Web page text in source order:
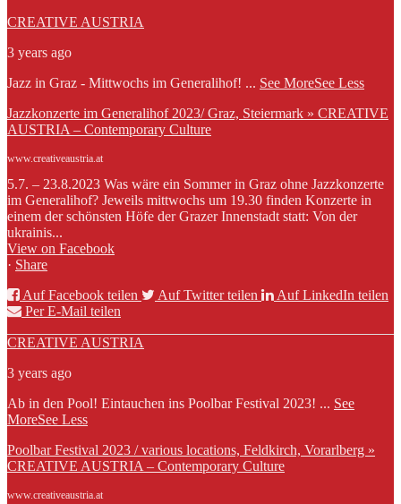
CREATIVE AUSTRIA
3 years ago
Jazz in Graz - Mittwochs im Generalihof! ... See MoreSee Less
Jazzkonzerte im Generalihof 2023/ Graz, Steiermark » CREATIVE
AUSTRIA – Contemporary Culture
www.creativeaustria.at
5.7. – 23.8.2023 Was wäre ein Sommer in Graz ohne Jazzkonzerte
im Generalihof? Jeweils mittwochs um 19.30 finden Konzerte in
einem der schönsten Höfe der Grazer Innenstadt statt: Von der
ukrainis...
View on Facebook
· Share
Auf Facebook teilen
Auf Twitter teilen
Auf LinkedIn teilen
Per E-Mail teilen
CREATIVE AUSTRIA
3 years ago
Ab in den Pool! Eintauchen ins Poolbar Festival 2023! ... See
MoreSee Less
Poolbar Festival 2023 / various locations, Feldkirch, Vorarlberg »
CREATIVE AUSTRIA – Contemporary Culture
www.creativeaustria.at